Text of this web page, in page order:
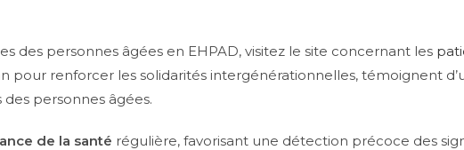
des personnes âgées en EHPAD, visitez le site concernant les
pour renforcer les solidarités intergénérationnelles, témoignent
personnes âgées.
de la santé régulière, favorisant une détection précoce des